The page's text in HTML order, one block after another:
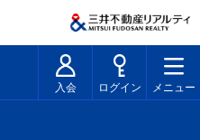
入会 ログイン メニュー